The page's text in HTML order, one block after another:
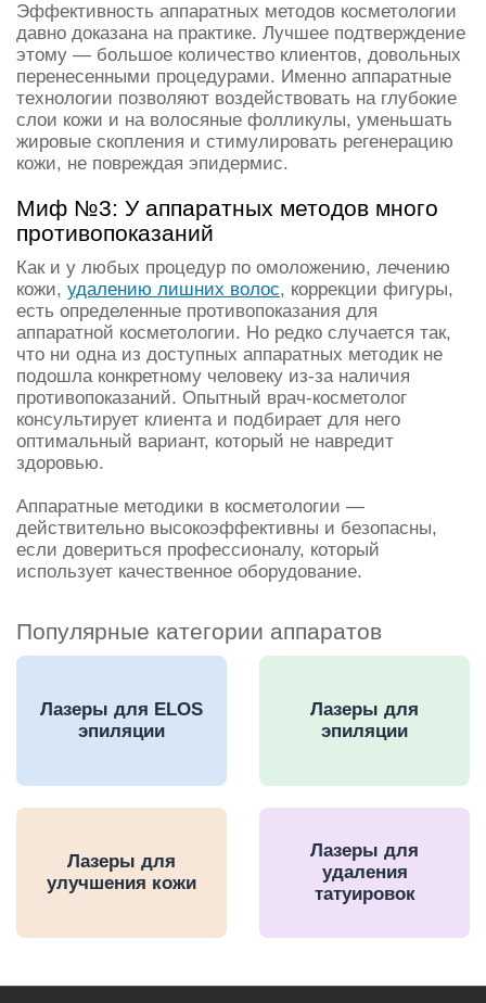
Эффективность аппаратных методов косметологии
давно доказана на практике. Лучшее подтверждение
этому — большое количество клиентов, довольных
перенесенными процедурами. Именно аппаратные
технологии позволяют воздействовать на глубокие
слои кожи и на волосяные фолликулы, уменьшать
жировые скопления и стимулировать регенерацию
кожи, не повреждая эпидермис.
Миф №3: У аппаратных методов много
противопоказаний
Как и у любых процедур по омоложению, лечению
кожи, удалению лишних волос, коррекции фигуры,
есть определенные противопоказания для
аппаратной косметологии. Но редко случается так,
что ни одна из доступных аппаратных методик не
подошла конкретному человеку из-за наличия
противопоказаний. Опытный врач-косметолог
консультирует клиента и подбирает для него
оптимальный вариант, который не навредит
здоровью.
Аппаратные методики в косметологии —
действительно высокоэффективны и безопасны,
если довериться профессионалу, который
использует качественное оборудование.
Популярные категории аппаратов
Лазеры для ELOS
эпиляции
Лазеры для
эпиляции
Лазеры для
улучшения кожи
Лазеры для
удаления
татуировок